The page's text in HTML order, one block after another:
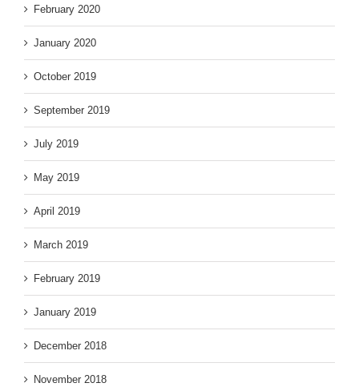
February 2020
January 2020
October 2019
September 2019
July 2019
May 2019
April 2019
March 2019
February 2019
January 2019
December 2018
November 2018